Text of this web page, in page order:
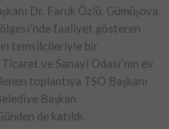
Dr. Faruk Özlü, Gümüşova
faaliyet gösteren
temsilcileriyle bir
ve Sanayi Odası’nın ev
toplantıya TSO Başkanı
Başkan
de katıldı.